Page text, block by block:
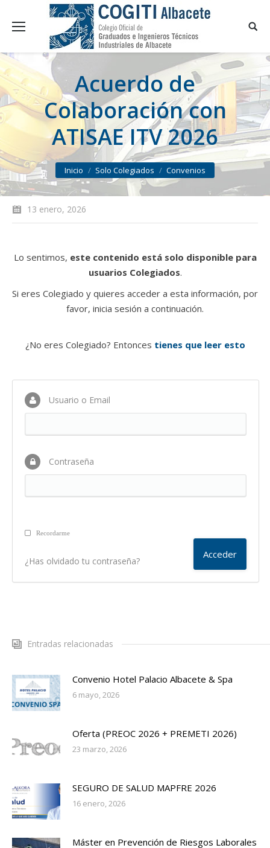
Acuerdo de
Colaboración con
ATISAE ITV 2026
You are here:
Inicio Solo Colegiados Convenios
13 enero, 2026
Lo sentimos, este contenido está solo disponible para
usuarios Colegiados.
Si eres Colegiado y quieres acceder a esta información, por
favor, inicia sesión a continuación.
¿No eres Colegiado? Entonces tienes que leer esto
Usuario o Email
Contraseña
Recordarme
¿Has olvidado tu contraseña?
Entradas relacionadas
Convenio Hotel Palacio Albacete & Spa
6 mayo, 2026
Oferta (PREOC 2026 + PREMETI 2026)
23 marzo, 2026
SEGURO DE SALUD MAPFRE 2026
16 enero, 2026
Máster en Prevención de Riesgos Laborales